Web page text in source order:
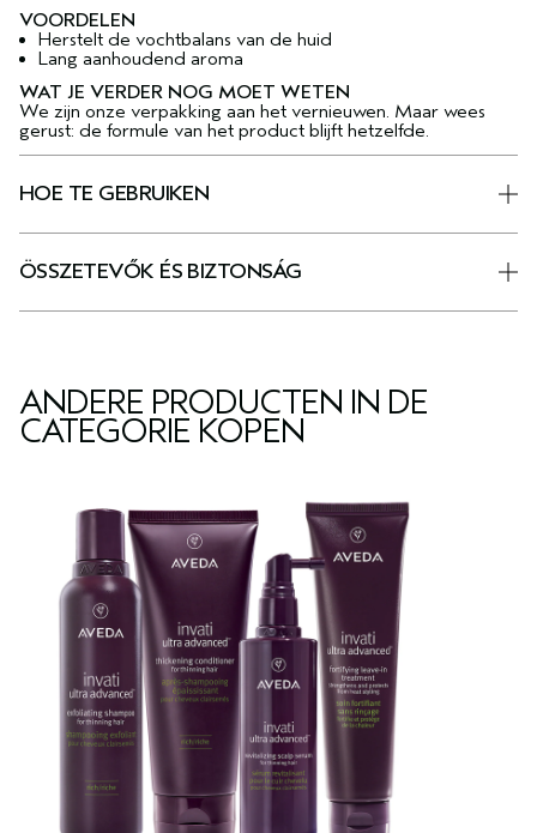
VOORDELEN
Herstelt de vochtbalans van de huid
Lang aanhoudend aroma
WAT JE VERDER NOG MOET WETEN
We zijn onze verpakking aan het vernieuwen. Maar wees
gerust: de formule van het product blijft hetzelfde.
HOE TE GEBRUIKEN
ÖSSZETEVŐK ÉS BIZTONSÁG
ANDERE PRODUCTEN IN DE
CATEGORIE KOPEN